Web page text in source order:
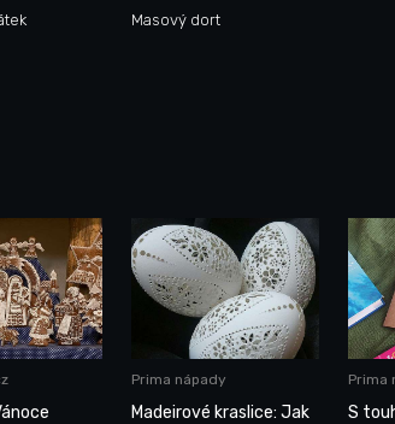
Masový dort
Prima nápady
Madeirové kraslice: Jak
Prima
S